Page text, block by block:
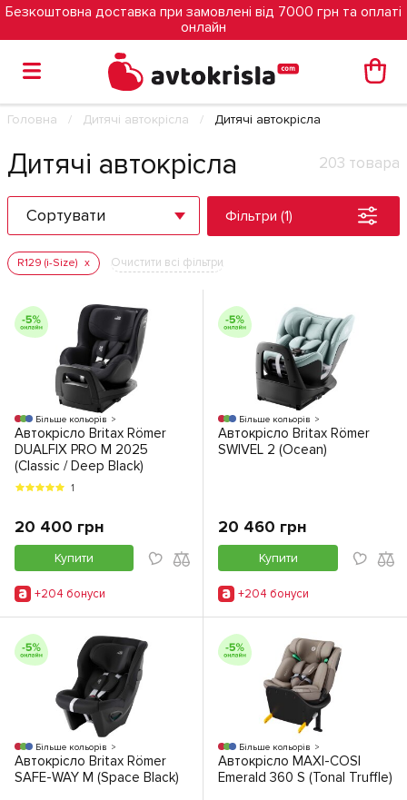
Безкоштовна доставка при замовлені від 7000 грн та оплаті
онлайн
Головна Дитячі автокрісла Дитячі автокрісла
Дитячі автокрісла 203 товара
Сортувати Фільтри (1)
R129 (i-Size) Очистити всі фільтри
Більше кольорів
Автокрісло Britax Römer
DUALFIX PRO M 2025
(Classic / Deep Black)
1
20 400 грн
Купити
+204 бонуси
Більше кольорів
Автокрісло Britax Römer
SWIVEL 2 (Ocean)
20 460 грн
Купити
+204 бонуси
Більше кольорів
Автокрісло Britax Römer
SAFE-WAY M (Space Black)
Більше кольорів
Автокрісло MAXI-COSI
Emerald 360 S (Tonal Truffle)